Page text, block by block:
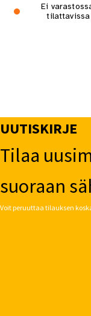
Ei
tilattavissa
UUTISKIRJE
Tilaa
suoraan
Voit peruuttaa tilauksen